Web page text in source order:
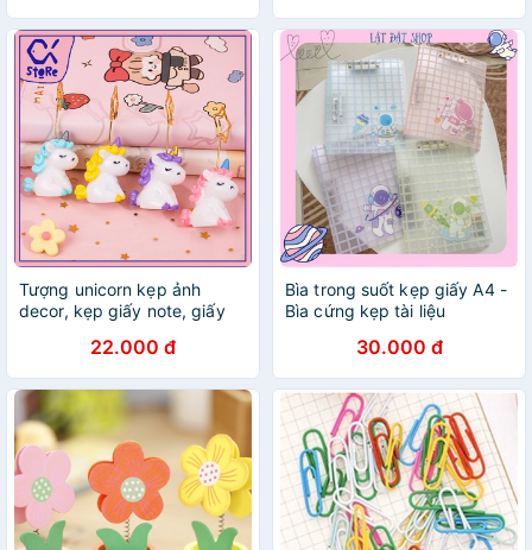
Tượng unicorn kẹp ảnh
decor, kẹp giấy note, giấy
22.000 đ
Bìa trong suốt kẹp giấy A4 -
Bìa cứng kẹp tài liệu
30.000 đ